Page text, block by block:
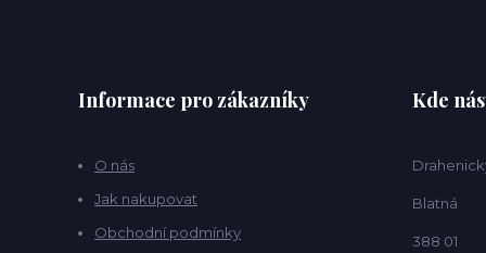
Informace pro zákazníky
O nás
Jak nakupovat
Obchodní podmínky
Kde
Blatná
388 01